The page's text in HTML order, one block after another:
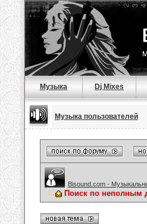
Музыка Dj Mixes
Музыка пользователей
Bisound.com -
Поиск по неполным